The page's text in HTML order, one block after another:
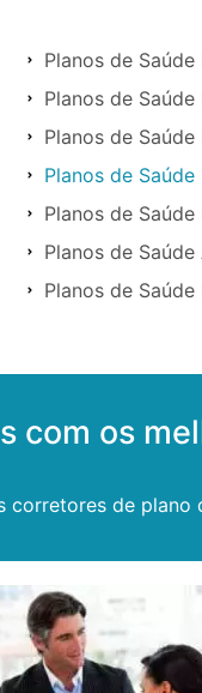
Planos de
Planos de
Planos de
Planos de
Planos de
Planos de
Planos de
com os
corretores de